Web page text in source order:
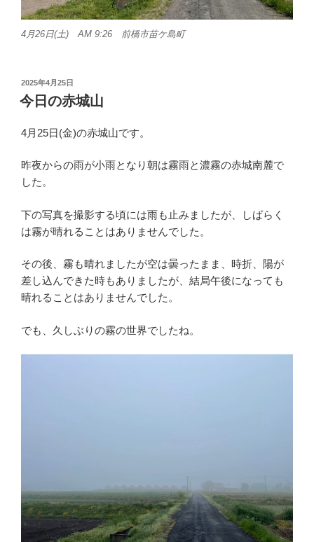
4月26日(土) AM 9:26 前橋市苗ケ島町
投
稿
日:
2025年4月25日
今日の赤城山
4月25日(金)の赤城山です。
昨夜からの雨が小雨となり朝は霧雨と濃霧の赤城南麓で
した。
下の写真を撮影する頃には雨も止みましたが、しばらく
は霧が晴れることはありませんでした。
その後、霧も晴れましたが空は曇ったまま、時折、陽が
差し込んできた時もありましたが、結局午後になっても
晴れることはありませんでした。
でも、久しぶりの霧の世界でしたね。